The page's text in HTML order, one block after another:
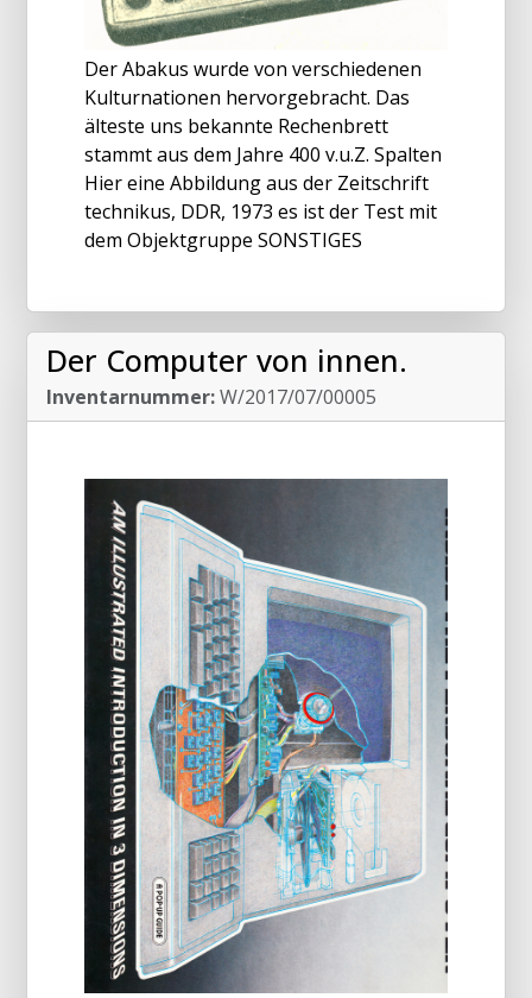
Der Abakus wurde von verschiedenen
Kulturnationen hervorgebracht. Das
älteste uns bekannte Rechenbrett
stammt aus dem Jahre 400 v.u.Z. Spalten
Hier eine Abbildung aus der Zeitschrift
technikus, DDR, 1973 es ist der Test mit
dem Objektgruppe SONSTIGES
Der Computer von innen.
Inventarnummer:W/2017/07/00005